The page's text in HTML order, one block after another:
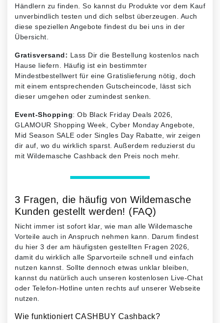
Händlern zu finden. So kannst du Produkte vor dem Kauf
unverbindlich testen und dich selbst überzeugen. Auch
diese speziellen Angebote findest du bei uns in der
Übersicht.
Gratisversand: Lass Dir die Bestellung kostenlos nach
Hause liefern. Häufig ist ein bestimmter
Mindestbestellwert für eine Gratislieferung nötig, doch
mit einem entsprechenden Gutscheincode, lässt sich
dieser umgehen oder zumindest senken.
Event-Shopping: Ob Black Friday Deals 2026,
GLAMOUR Shopping Week, Cyber Monday Angebote,
Mid Season SALE oder Singles Day Rabatte, wir zeigen
dir auf, wo du wirklich sparst. Außerdem reduzierst du
mit Wildemasche Cashback den Preis noch mehr.
3 Fragen, die häufig von Wildemasche
Kunden gestellt werden! (FAQ)
Nicht immer ist sofort klar, wie man alle Wildemasche
Vorteile auch in Anspruch nehmen kann. Darum findest
du hier 3 der am häufigsten gestellten Fragen 2026,
damit du wirklich alle Sparvorteile schnell und einfach
nutzen kannst. Sollte dennoch etwas unklar bleiben,
kannst du natürlich auch unseren kostenlosen Live-Chat
oder Telefon-Hotline unten rechts auf unserer Webseite
nutzen.
Wie funktioniert CASHBUY Cashback?